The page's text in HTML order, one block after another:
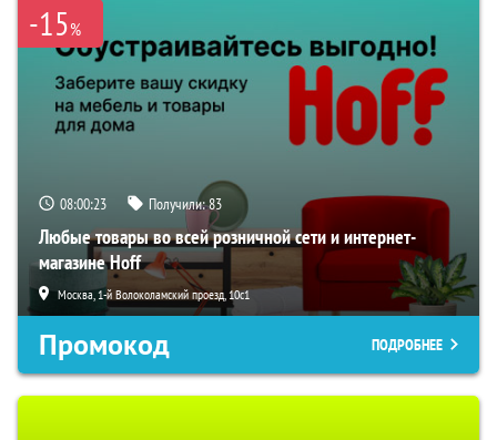
-15%
08:00:23 Получили:83
Любые товары во всей розничной сети и интернет-
магазине Hoff
Москва, 1-й Волоколамский проезд, 10с1
Промокод ПОДРОБНЕЕ